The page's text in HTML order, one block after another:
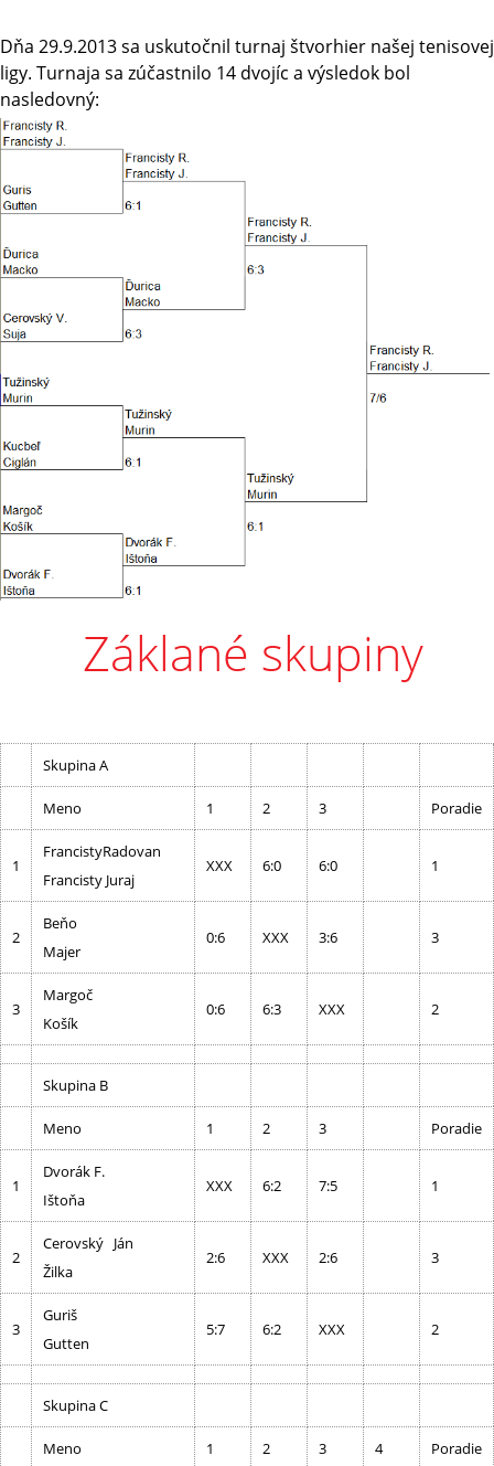
Dňa 29.9.2013 sa uskutočnil turnaj štvorhier našej tenisovej
ligy. Turnaja sa zúčastnilo 14 dvojíc a výsledok bol
nasledovný:
Záklané skupiny
Skupina A
Meno 1 2 3 Poradie
1
FrancistyRadovan
Francisty Juraj
XXX 6:0 6:0 1
2
Beňo
Majer
0:6 XXX 3:6 3
3
Margoč
Košík
0:6 6:3 XXX 2
Skupina B
Meno 1 2 3 Poradie
1
Dvorák F.
Ištoňa
XXX 6:2 7:5 1
2
Cerovský Ján
Žilka
2:6 XXX 2:6 3
3
Guriš
Gutten
5:7 6:2 XXX 2
Skupina C
Meno 1 2 3 4 Poradie